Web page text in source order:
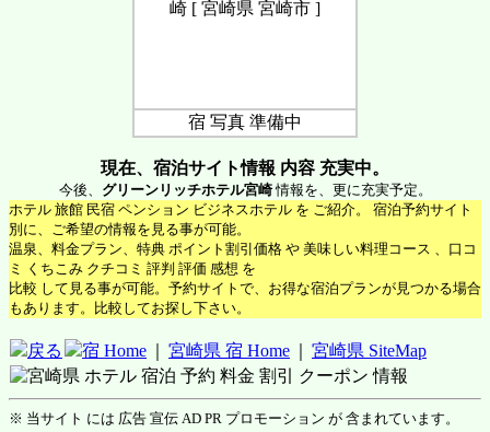
宿 写真 準備中
現在、宿泊サイト情報 内容 充実中。
今後、 グリーンリッチホテル宮崎情報を、更に充実予定。
ホテル 旅館 民宿 ペンション ビジネスホテル を ご紹介。 宿泊予約サイト
別に、ご希望の情報を見る事が可能。
温泉、料金プラン、特典 ポイント割引価格 や 美味しい料理コース 、口コ
ミ くちこみ クチコミ 評判 評価 感想 を
比較 して見る事が可能。予約サイトで、お得な宿泊プランが見つかる場合
もあります。比較してお探し下さい。
戻る 宿 Home 宮崎県 宿 Home 宮崎県 SiteMap
※ 当サイト には 広告 宣伝 AD PR プロモーション が 含まれています。